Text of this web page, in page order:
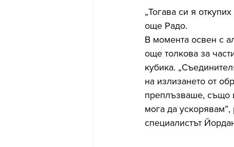
„Тогава си я
още Радо.
В момента освен с
още толкова за
кубика.
на излизането от
преплъзваше, също
мога да
специалистът